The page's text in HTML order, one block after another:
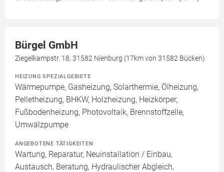
Bürgel GmbH
Ziegelkampstr. 18, 31582 Nienburg (17km von 31582 Bücken)
HEIZUNG SPEZIALGEBIETE
Wärmepumpe, Gasheizung, Solarthermie, Ölheizung,
Pelletheizung, BHKW, Holzheizung, Heizkörper,
Fußbodenheizung, Photovoltaik, Brennstoffzelle,
Umwälzpumpe
ANGEBOTENE TÄTIGKEITEN
Wartung, Reparatur, Neuinstallation / Einbau,
Austausch, Beratung, Hydraulischer Abgleich,